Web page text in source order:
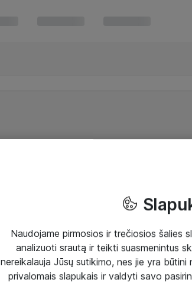
Naudojame pirmosios ir trečiosios šalies
analizuoti srautą ir teikti suasmenintus
nereikalauja Jūsų sutikimo, nes jie yra
privalomais slapukais ir valdyti savo